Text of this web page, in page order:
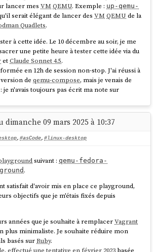
lancer mesVM QEMU. Exemple : up-qemu-
serait élégant de lancer desVM QEMU de la
Quadlets.
à cette idée. Le 10 décembre au soir, je me
une petite heure à tester cette idée via du
etClaude Sonnet 4.5.
en 12h de session non-stop. J'ai réussi à
deqemu-compose, mais je venais de
n'avais toujours pas écrit ma note sur
à retrouver ma discipline. Je suis tombé dans
qui a duré deux mois 🙈.
de plusieurs facteurs :
:Ma première expérience réelle devibe
complet. Cette expérience m'a tellement
temps tellement perturbé que j'ai perdu la
ma note surPodman Quadlets.
fois le premier écart fait, l'effet "What the
: mon cerveau a rationalisé la continuation
déviant par un "de toute façon, c'est déjà
dimanche 09 mars 2025 à 10:37
, #asCode, #linux-desktop
suivant : qemu-fedora-
.
satisfait d'avoir mis en place ce playground,
objectifs que je m'étais fixés depuis
années que je souhaite à remplacerVagrant
plus minimaliste. Je souhaite réduire mon
basés surRuby.
effectué une tentative en février 2023basée